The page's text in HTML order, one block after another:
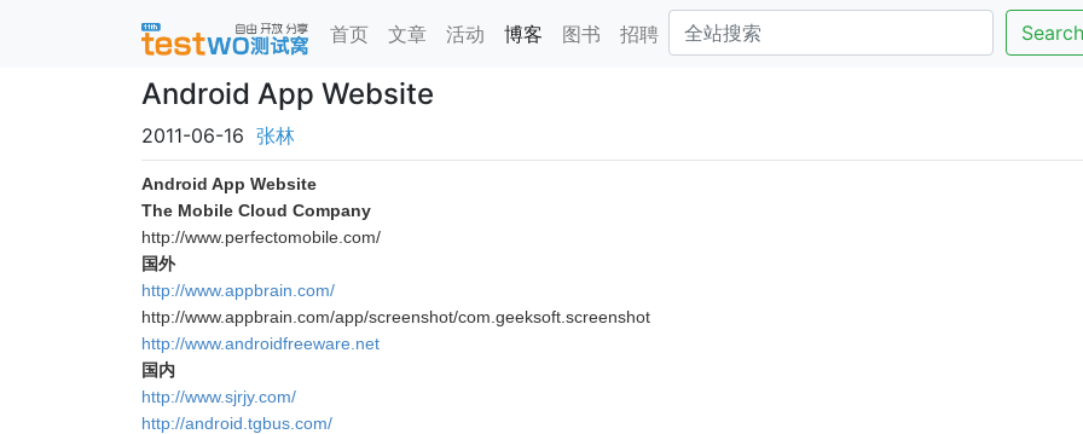
首页 文章 活动 博客 图书 招聘 Search
Android App Website
2011-06-16 张林
Android App Website
The Mobile Cloud Company
http://www.perfectomobile.com/
国外
http://www.appbrain.com/
http://www.appbrain.com/app/screenshot/com.geeksoft.screenshot
http://www.androidfreeware.net
国内
http://www.sjrjy.com/
http://android.tgbus.com/